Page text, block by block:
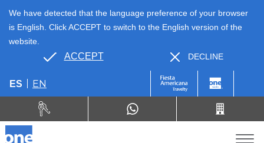
ES EN
We have detected that the language preference of your browser
is English. Click ACCEPT to switch to the English version of the
website.
ACCEPT DECLINE